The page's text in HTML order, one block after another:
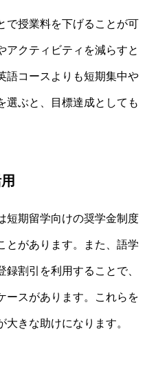
で授業料を下げることが可
アクティビティを減らすと
語コースよりも短期集中や
選ぶと、目標達成としても
短期留学向けの奨学金制度
とがあります。また、語学
割引を利用することで、
ースがあります。これらを
きな助けになります。